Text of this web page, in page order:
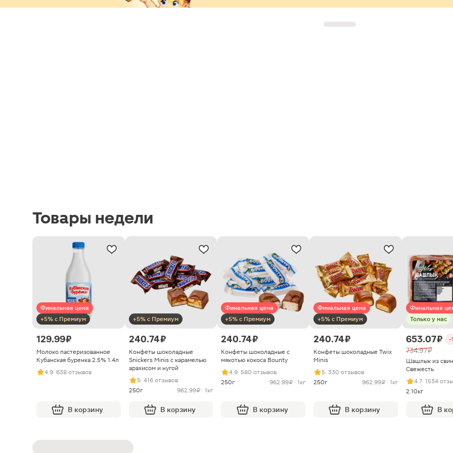
Товары недели
Финальная цена
+5% с Премиум
129.99 ₽
Молоко пастеризованное
Кубанская буренка 2.5% 1.4л
4.9· 638 отзывов
В корзину
+5% с Премиум
240.74 ₽
Конфеты шоколадные
Snickers Minis с карамелью
арахисом и нугой
5· 416 отзывов
250г
962.99 ₽ · 1кг
В корзину
Финальная цена
+5% с Премиум
240.74 ₽
Конфеты шоколадные с
мякотью кокоса Bounty
4.9· 580 отзывов
250г
962.99 ₽ · 1кг
В корзину
Финальная цена
+5% с Премиум
240.74 ₽
Конфеты шоколадные Twix
Minis
5· 330 отзывов
250г
962.99 ₽ · 1кг
В корзину
Финальная
Только у нас
653.07 ₽ -
734.97 ₽
Шашлык из
Свежесть
4.7· 1534
2.10кг
В